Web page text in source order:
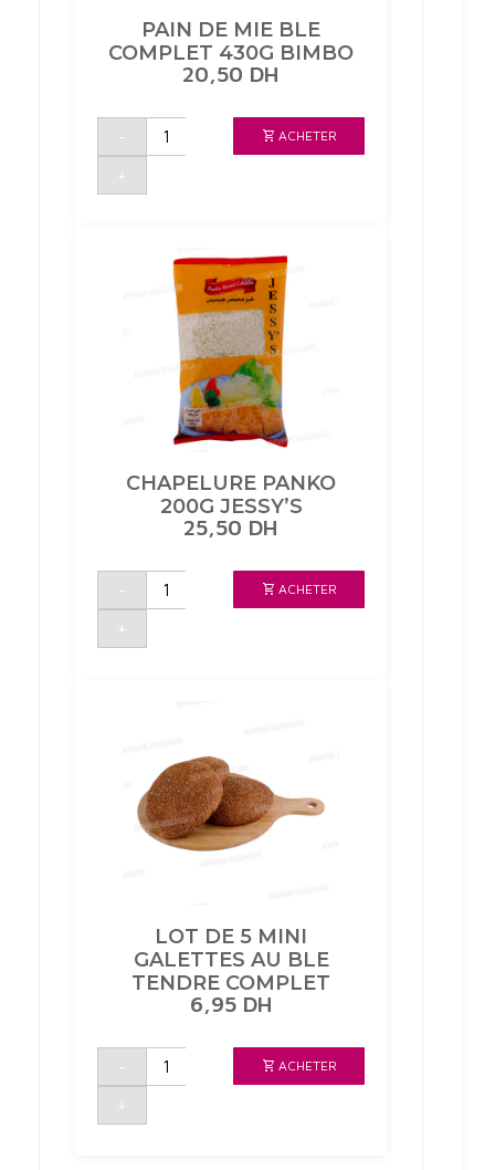
PAIN DE MIE BLE
COMPLET 430G BIMBO
20,50 DH
-
quantité
PAIN
BLE
+
ACHETER
CHAPELURE PANKO
200G JESSY’S
25,50 DH
-
quantité
CHAPELURE
JESSY'S
+
ACHETER
LOT DE 5 MINI
GALETTES AU BLE
TENDRE COMPLET
6,95 DH
-
quantité
LOT
MINI
+
ACHETER